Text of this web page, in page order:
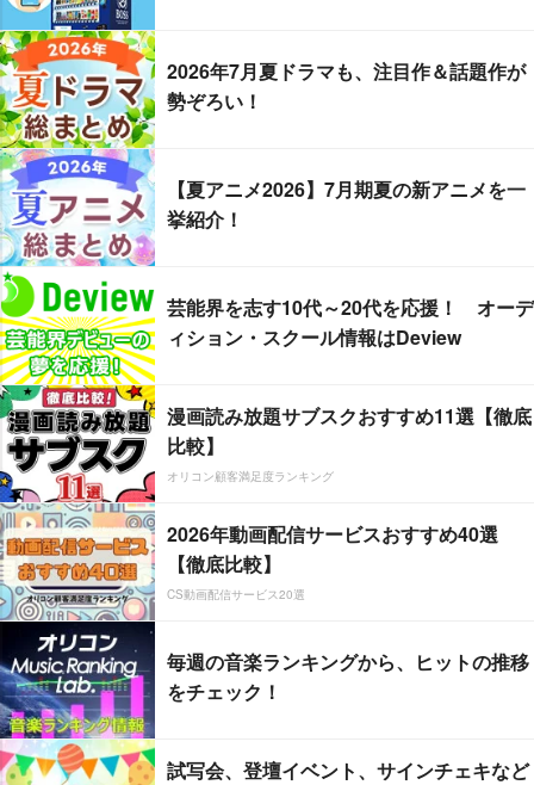
2026年7月夏ドラマも、注目作＆話題作が
勢ぞろい！
【夏アニメ2026】7月期夏の新アニメを一
挙紹介！
芸能界を志す10代～20代を応援！ オーデ
ィション・スクール情報はDeview
漫画読み放題サブスクおすすめ11選【徹底
比較】
オリコン顧客満足度ランキング
2026年動画配信サービスおすすめ40選
【徹底比較】
CS動画配信サービス20選
毎週の音楽ランキングから、ヒットの推移
をチェック！
試写会、登壇イベント、サインチェキなど